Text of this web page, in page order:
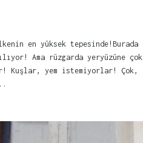
en yüksek tepesinde!Burada
Ama rüzgarda yeryüzüne çok
Kuşlar, yem istemiyorlar! Çok,